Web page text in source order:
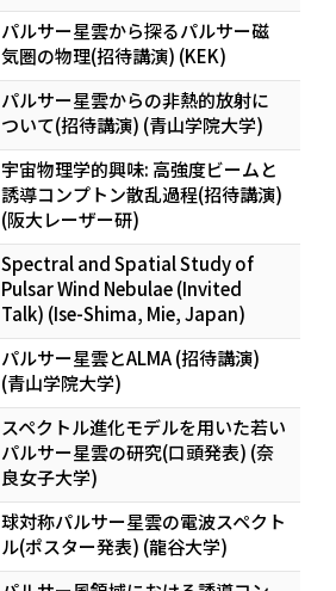
パルサー星雲から探るパルサー磁
気圏の物理(招待講演) (KEK)
パルサー星雲からの非熱的放射に
ついて(招待講演) (青山学院大学)
宇宙物理学的興味: 高強度ビームと
誘導コンプトン散乱過程(招待講演)
(阪大レーザー研)
Spectral and Spatial Study of
Pulsar Wind Nebulae (Invited
Talk) (Ise-Shima, Mie, Japan)
パルサー星雲とALMA (招待講演)
(青山学院大学)
スペクトル進化モデルを用いた若い
パルサー星雲の研究(口頭発表) (奈
良女子大学)
球対称パルサー星雲の電波スペクト
ル(ポスター発表) (龍谷大学)